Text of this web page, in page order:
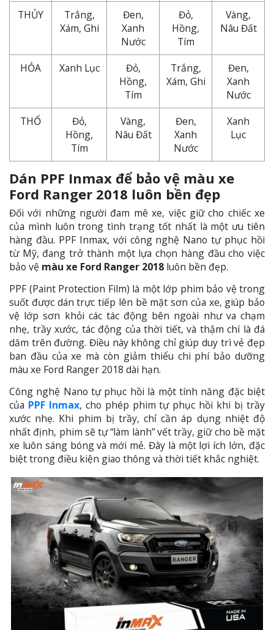
THỦY
Trắng,
Xám, Ghi
Đen,
Xanh
Nước
Đỏ,
Hồng,
Tím
Vàng,
Nâu Đất
HỎA Xanh Lục
Đỏ,
Hồng,
Tím
Trắng,
Xám, Ghi
Đen,
Xanh
Nước
THỔ
Đỏ,
Hồng,
Tím
Vàng,
Nâu Đất
Đen,
Xanh
Nước
Xanh
Lục
Dán PPF Inmax để bảo vệ màu xe
Ford Ranger 2018 luôn bền đẹp
Đối với những người đam mê xe, việc giữ cho chiếc xe
của mình luôn trong tình trạng tốt nhất là một ưu tiên
hàng đầu. PPF Inmax, với công nghệ Nano tự phục hồi
từ Mỹ, đang trở thành một lựa chọn hàng đầu cho việc
bảo vệ màu xe Ford Ranger 2018 luôn bền đẹp.
PPF (Paint Protection Film) là một lớp phim bảo vệ trong
suốt được dán trực tiếp lên bề mặt sơn của xe, giúp bảo
vệ lớp sơn khỏi các tác động bên ngoài như va chạm
nhẹ, trầy xước, tác động của thời tiết, và thậm chí là đá
dăm trên đường. Điều này không chỉ giúp duy trì vẻ đẹp
ban đầu của xe mà còn giảm thiểu chi phí bảo dưỡng
màu xe Ford Ranger 2018 dài hạn.
Công nghệ Nano tự phục hồi là một tính năng đặc biệt
của PPF Inmax, cho phép phim tự phục hồi khi bị trầy
xước nhẹ. Khi phim bị trầy, chỉ cần áp dụng nhiệt độ
nhất định, phim sẽ tự “làm lành” vết trầy, giữ cho bề mặt
xe luôn sáng bóng và mới mẻ. Đây là một lợi ích lớn, đặc
biệt trong điều kiện giao thông và thời tiết khắc nghiệt.